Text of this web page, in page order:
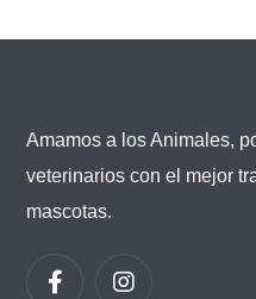
Amamos a los Animales,
veterinarios con el mejor
mascotas.